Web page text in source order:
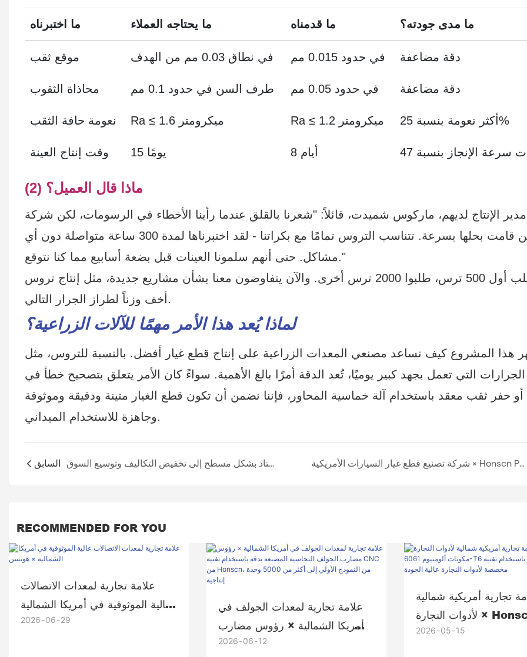
ما اختبرناه ما يحتاجه العملاء ما قدمناه ما مدى جودته؟
موقع ثقب في نطاق 0.03 مم من الهدف في حدود 0.015 مم دقة مضاعفة
محاذاة الثقوب طرف السن في حدود 0.1 مم في حدود 0.05 مم دقة مضاعفة
نعومة حافة الثقب Ra ≤ 1.6 ميكرومتر Ra ≤ 1.2 ميكرومتر أكثر نعومة بنسبة 25%
وقت إنتاج العينة 15 يومًا 8 أيام
(2) ماذا قال العميل؟
مدير الإنتاج لديهم، ماركوس شميدت، قائلاً: "شعرنا بالقلق عندما رأينا الأخطاء في الرسومات، لكن شركة
هونسن قامت بحلها بسرعة. تتناسب التروس تمامًا مع بكراتنا - لقد اختبرناها لمدة 300 ساعة متواصلة دون أي
مشاكل. حتى أنهم سلمونا العينات قبل بضعة أسابيع مما كنا نتوقع."
بعد طلب أول 500 ترس، طلبوا 2000 ترس أخرى. والآن يتفاوضون معنا بشأن مشاريع جديدة، مثل إنتاج تروس
أخف وزناً لطراز الجرار التالي.
لماذا يُعد هذا الأمر مهمًا للآلات الزراعية؟
هذا المشروع كيف نساعد مصنعي المعدات الزراعية على إنتاج قطع غيار أفضل. بالنسبة للتروس، مثل
التي تعمل بجهد كبير يوميًا، تُعد الدقة أمرًا بالغ الأهمية. سواءً كان الأمر يتعلق بتصحيح خطأ في
حفر ثقب معقد باستخدام آلة خماسية المحاور، فإننا نضمن أن تكون قطع الغيار متينة ودقيقة وموثوقة
وجاهزة للاستخدام الميداني.
السابق مورد معدات الاتصالات العالمية × الدقة: تدافع الابتكار في العتاد بشكل مسطح إلى تخفيض التكاليف وتوسيع السوق شركة تصنيع قطع غيار السيارات الأمريكية × Honscn Precision: تصنيع أعمدة التوصيل AISI 4140 باستخدام الحاسب الآلي باستخدام خبراء
RECOMMENDED FOR YOU
علامة تجارية لمعدات الاتصالات
عالية الموثوقية في أمريكا الشمالية
× هونسن
2026 06 29
علامة تجارية لمعدات الجولف في
أمريكا الشمالية × رؤوس مضارب
الجولف النحاسية المصنعة بدقة
2026 06 12
تجارية أمريكية شمالية
لأدوات النجارة × Honscn مكونات
ألومنيوم 6061-T6 مصنعة
2026 05 15